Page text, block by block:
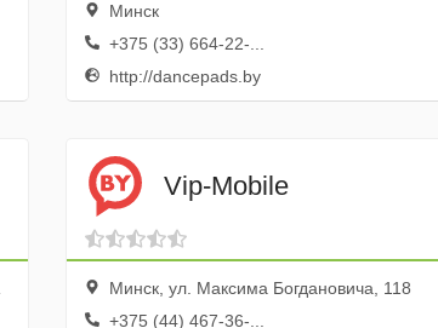
Минск
+375 (33) 664-22-...
http://dancepads.by
Vip-Mobile
Минск, ул. Максима Богдановича, 118
+375 (44) 467-36-...